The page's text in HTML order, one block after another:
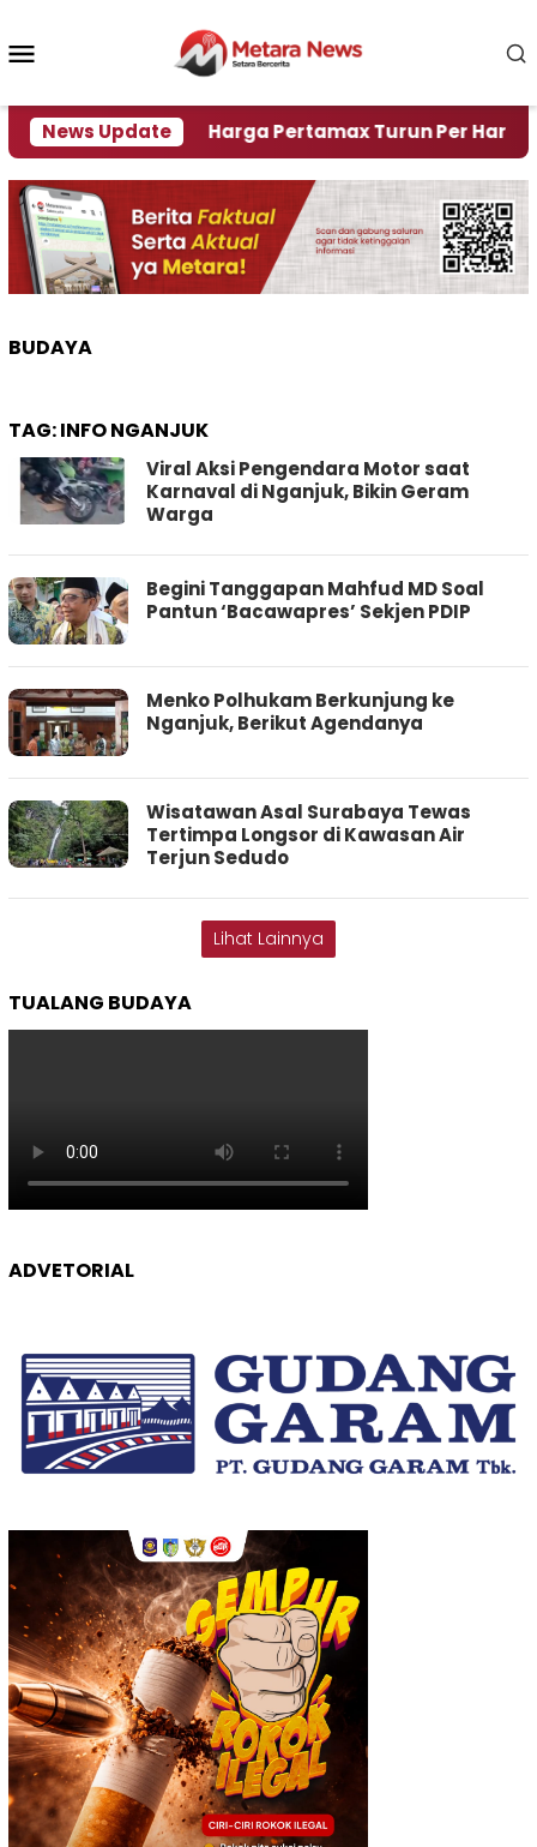
konten
News Update
Krisi Air Harga Pertamax Turun Per Hari Ini,
BUDAYA
TAG:INFO NGANJUK
Viral Aksi Pengendara Motor saat
Karnaval di Nganjuk, Bikin Geram
Warga
Begini Tanggapan Mahfud MD Soal
Pantun ‘Bacawapres’ Sekjen PDIP
Menko Polhukam Berkunjung ke
Nganjuk, Berikut Agendanya
Wisatawan Asal Surabaya Tewas
Tertimpa Longsor di Kawasan Air
Terjun Sedudo
Lihat Lainnya
TUALANG BUDAYA
ADVETORIAL